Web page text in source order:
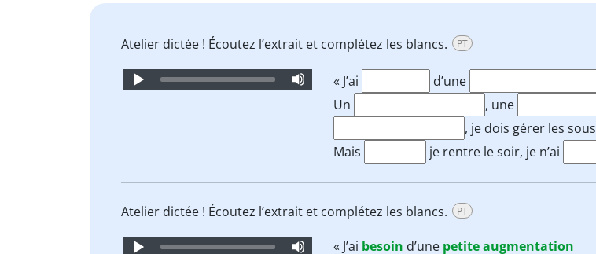
Atelier dictée ! Écoutez l’extrait et complétez les blancs. PT
Audio
« J’ai
d’une
Un
, une
, je dois gérer les sous
Mais
je rentre le soir, je n’ai
Atelier dictée ! Écoutez l’extrait et complétez les blancs. PT
Audio « J’ai besoin d’une petiteaugmentation